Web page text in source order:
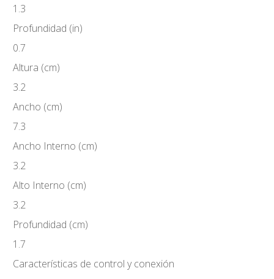
1.3
Profundidad (in)
0.7
Altura (cm)
3.2
Ancho (cm)
7.3
Ancho Interno (cm)
3.2
Alto Interno (cm)
3.2
Profundidad (cm)
1.7
Características de control y conexión